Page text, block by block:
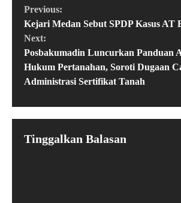
Previous:
Kejari Medan Sebut SPDP Kasus AT
Next:
Posbakumadin Luncurkan Panduan
Hukum Pertanahan, Soroti Dugaan
Administrasi Sertifikat Tanah
Tinggalkan Balasan